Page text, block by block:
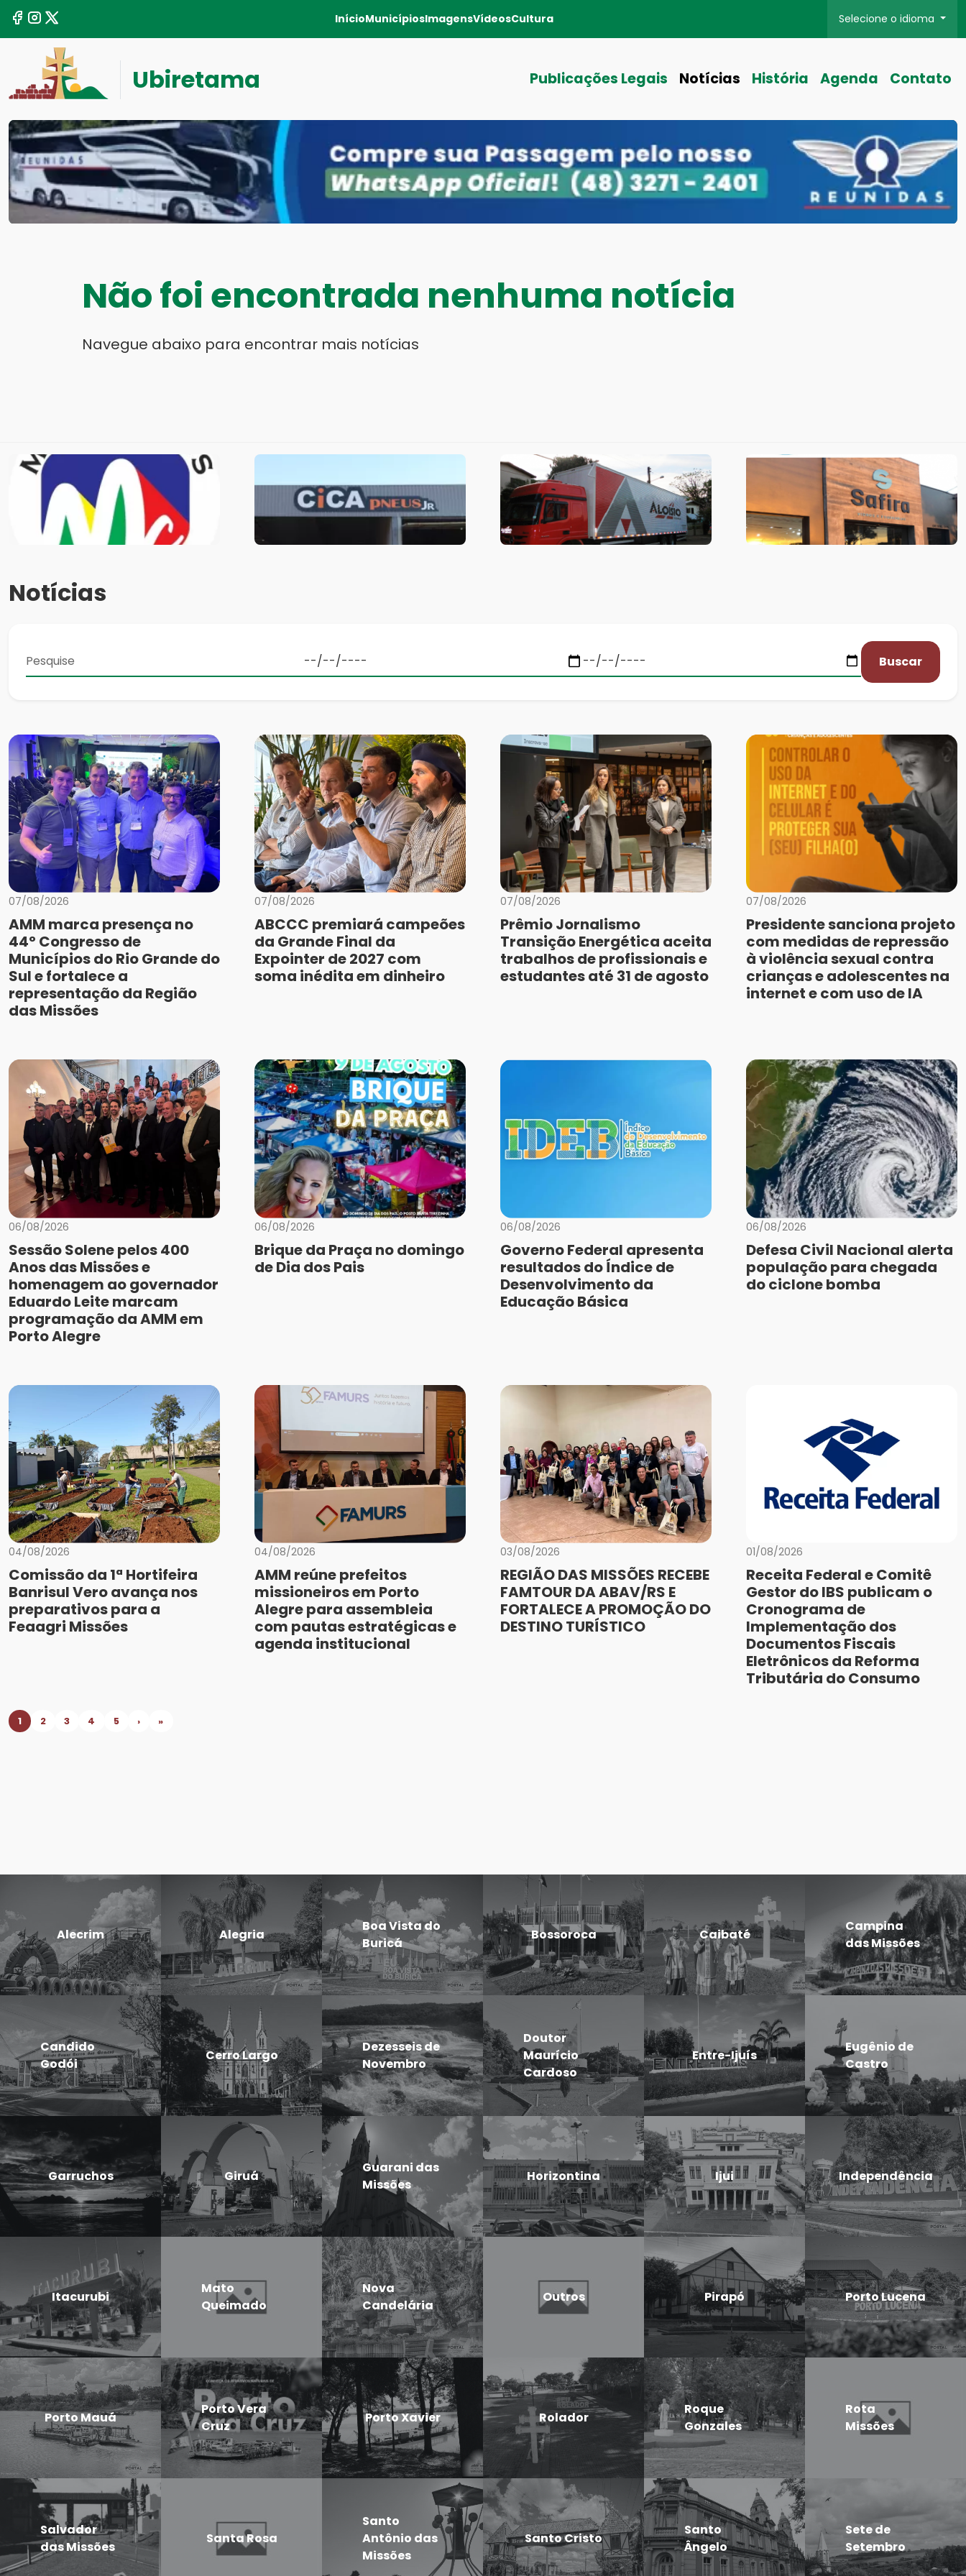
InícioMunicípiosImagensVídeosCultura Selecione o idioma
Ubiretama Publicações Legais Notícias História Agenda Contato
Não foi encontrada nenhuma notícia
Navegue abaixo para encontrar mais notícias
Notícias
Buscar
07/08/2026
AMM marca presença no
44º Congresso de
Municípios do Rio Grande do
Sul e fortalece a
representação da Região
das Missões
07/08/2026
ABCCC premiará campeões
da Grande Final da
Expointer de 2027 com
soma inédita em dinheiro
07/08/2026
Prêmio Jornalismo
Transição Energética aceita
trabalhos de profissionais e
estudantes até 31 de agosto
07/08/2026
Presidente sanciona projeto
com medidas de repressão
à violência sexual contra
crianças e adolescentes na
internet e com uso de IA
06/08/2026
Sessão Solene pelos 400
Anos das Missões e
homenagem ao governador
Eduardo Leite marcam
programação da AMM em
Porto Alegre
06/08/2026
Brique da Praça no domingo
de Dia dos Pais
06/08/2026
Governo Federal apresenta
resultados do Índice de
Desenvolvimento da
Educação Básica
06/08/2026
Defesa Civil Nacional alerta
população para chegada
do ciclone bomba
04/08/2026
Comissão da 1ª Hortifeira
Banrisul Vero avança nos
preparativos para a
Feaagri Missões
04/08/2026
AMM reúne prefeitos
missioneiros em Porto
Alegre para assembleia
com pautas estratégicas e
agenda institucional
03/08/2026
REGIÃO DAS MISSÕES RECEBE
FAMTOUR DA ABAV/RS E
FORTALECE A PROMOÇÃO DO
DESTINO TURÍSTICO
01/08/2026
Receita Federal e Comitê
Gestor do IBS publicam o
Cronograma de
Implementação dos
Documentos Fiscais
Eletrônicos da Reforma
Tributária do Consumo
1 2 3 4 5 › »
Alecrim Alegria
Boa Vista do
Buricá
Bossoroca Caibaté
Campina
das Missões
Candido
Godói
Cerro Largo
Dezesseis de
Novembro
Doutor
Maurício
Cardoso
Entre-Ijuís
Eugênio de
Castro
Garruchos Giruá
Guarani das
Missões
Horizontina Ijui Independência
Itacurubi
Mato
Queimado
Nova
Candelária
Outros Pirapó Porto Lucena
Porto Mauá
Porto Vera
Cruz
Porto Xavier Rolador
Roque
Gonzales
Rota
Missões
Salvador
das Missões
Santa Rosa
Santo
Antônio das
Missões
Santo Cristo
Santo
Ângelo
Sete de
Setembro